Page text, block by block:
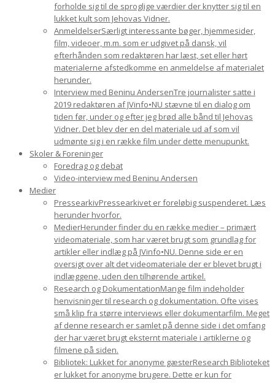
forholde sig til de sproglige værdier der knytter sig til en
lukket kult som Jehovas Vidner.
AnmeldelserSærligt interessante bøger, hjemmesider,
film, videoer, m.m. som er udgivet på dansk, vil
efterhånden som redaktøren har læst, set eller hørt
materialerne afstedkomme en anmeldelse af materialet
herunder.
Interview med Beninu AndersenTre journalister satte i
2019 redaktøren af JVinfo•NU stævne til en dialog om
tiden før, under og efter jeg brød alle bånd til Jehovas
Vidner. Det blev der en del materiale ud af som vil
udmønte sig i en række film under dette menupunkt.
Skoler & Foreninger
Foredrag og debat
Video-interview med Beninu Andersen
Medier
PressearkivPressearkivet er foreløbig suspenderet. Læs
herunder hvorfor.
MedierHerunder finder du en række medier – primært
videomateriale, som har været brugt som grundlag for
artikler eller indlæg på JVinfo•NU. Denne side er en
oversigt over alt det videomateriale der er blevet brugt i
indlæggene, uden den tilhørende artikel.
Research og DokumentationMange film indeholder
henvisninger til research og dokumentation. Ofte vises
små klip fra større interviews eller dokumentarfilm. Meget
af denne research er samlet på denne side i det omfang
der har været brugt eksternt materiale i artiklerne og
filmene på siden.
Bibliotek: Lukket for anonyme gæsterResearch Biblioteket
er lukket for anonyme brugere. Dette er kun for